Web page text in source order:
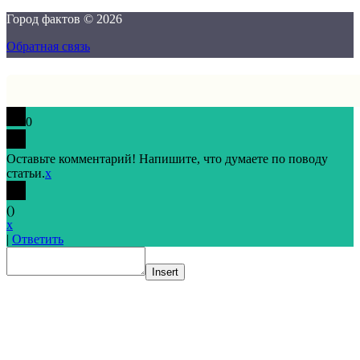
Город фактов © 2026
Обратная связь
0
Оставьте комментарий! Напишите, что думаете по поводу
статьи.x
()
x
| Ответить
Insert